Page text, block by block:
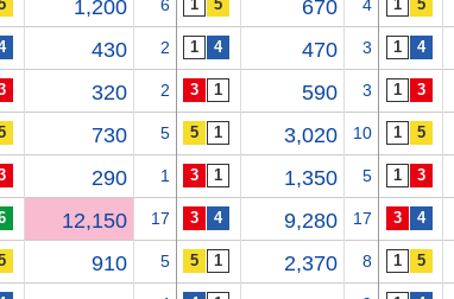
1,200 6 670 4
430 2 470 3
320 2 590 3
730 5 3,020 10
290 1 1,350 5
12,150 17 9,280 17
910 5 2,370 8